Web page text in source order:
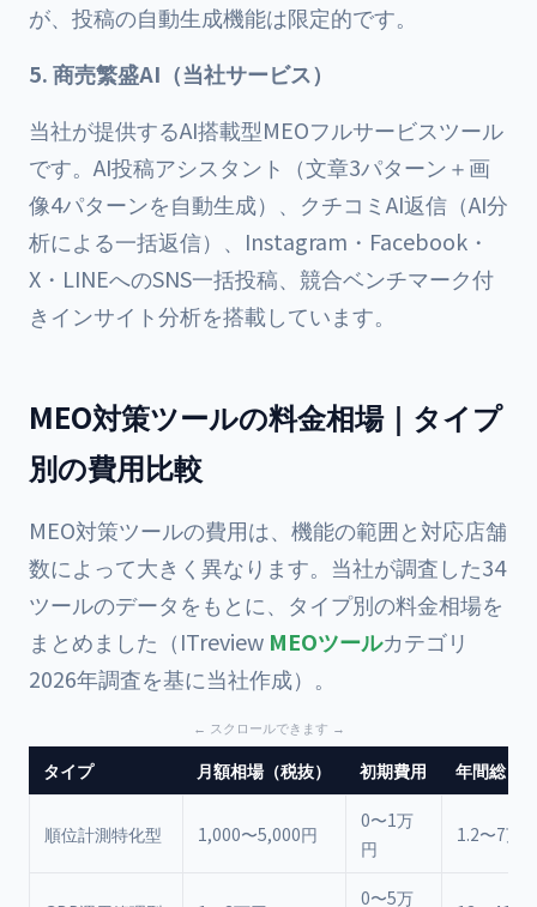
が、投稿の自動生成機能は限定的です。
5. 商売繁盛AI（当社サービス）
当社が提供するAI搭載型MEOフルサービスツール
です。AI投稿アシスタント（文章3パターン＋画
像4パターンを自動生成）、クチコミAI返信（AI分
析による一括返信）、Instagram・Facebook・
X・LINEへのSNS一括投稿、競合ベンチマーク付
きインサイト分析を搭載しています。
MEO対策ツールの料金相場｜タイプ
別の費用比較
MEO対策ツールの費用は、機能の範囲と対応店舗
数によって大きく異なります。当社が調査した34
ツールのデータをもとに、タイプ別の料金相場を
まとめました（ITreview MEOツールカテゴリ
2026年調査を基に当社作成）。
タイプ 月額相場（税抜） 初期費用 年間総コ
順位計測特化型 1,000〜5,000円
0〜1万
円
1.2〜7万
0〜5万